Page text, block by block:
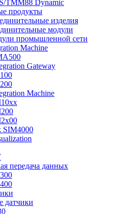
TMM88 Dynamic
продукты
изделия
модули
промышленной сети
Machine
Gateway
Machine
SIM4000
передача данных
датчики